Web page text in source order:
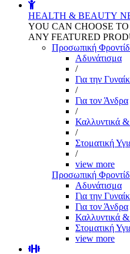
HEALTH & BEAUTY
YOU CAN CHOOSE
ANY FEATURED
Προσωπική
Αδυνάτισμα
/
Για την
/
Για τον Άνδρα
/
Καλλυντικά
/
Στοματική
/
view more
Προσωπική
Αδυνάτισμα
Για την
Για τον Άνδρα
Καλλυντικά
Στοματική
view more